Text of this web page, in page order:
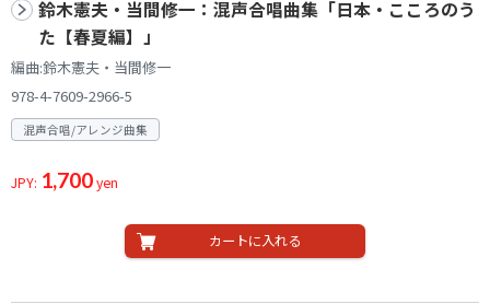
鈴木憲夫・当間修一：混声合唱曲集「日本・こころのう
た【春夏編】」
編曲:鈴木憲夫・当間修一
978-4-7609-2966-5
混声合唱/アレンジ曲集
JPY: 1,700yen
カートに入れる